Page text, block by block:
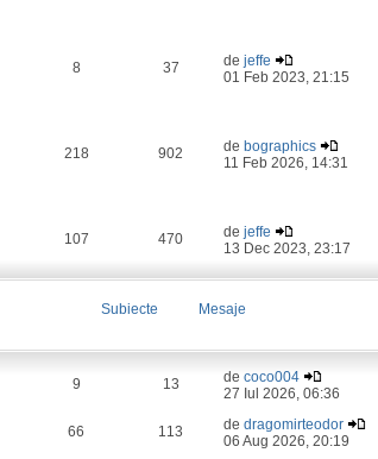
8 37 dejeffe
01 Feb 2023, 21:15
218 902 de bographics
11 Feb 2026, 14:31
107 470 dejeffe
13 Dec 2023, 23:17
Subiecte
Mesaje
9 13 decoco004
27 Iul 2026, 06:36
66 113 dedragomirteodor
06 Aug 2026, 20:19